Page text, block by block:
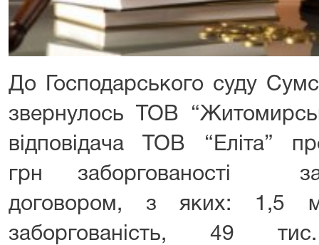
До Господарського суду
звернулось ТОВ
відповідача ТОВ “Еліта”
грн заборгованості за
договором, з яких: 1,5
заборгованість, 49